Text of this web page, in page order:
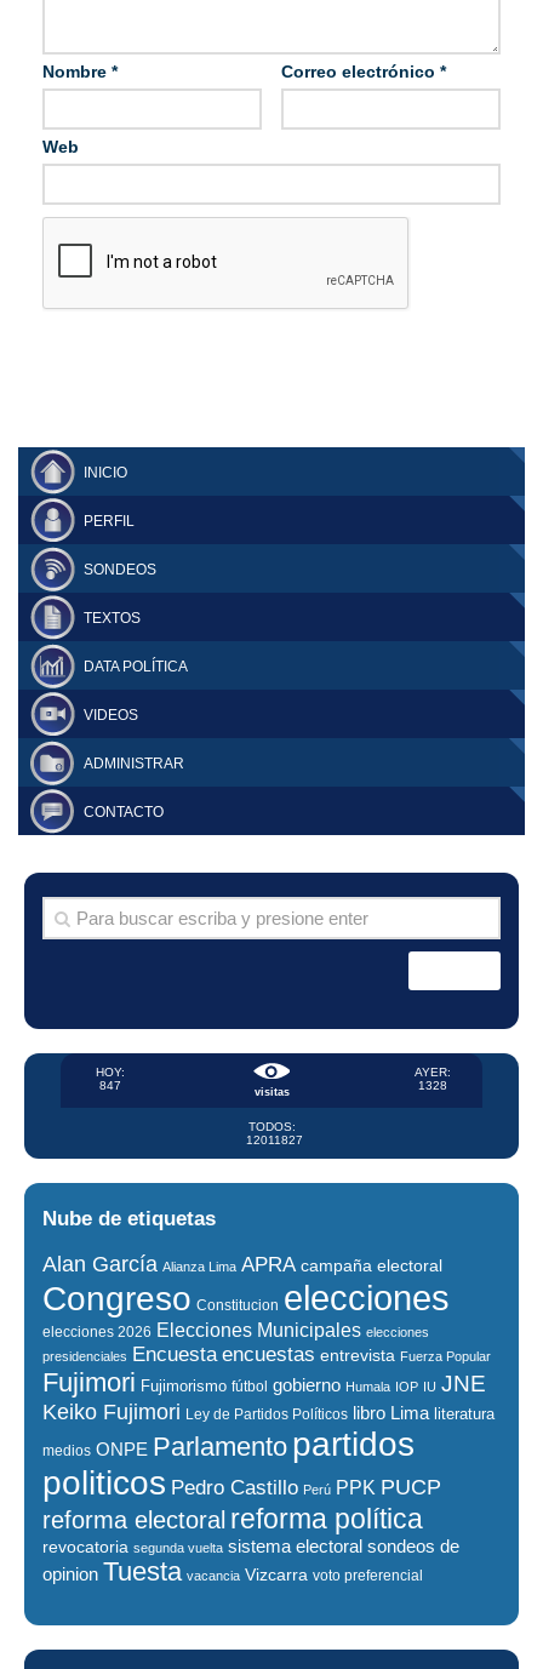
Nombre * Correo electrónico *
Web
INICIO
PERFIL
SONDEOS
TEXTOS
DATA POLÍTICA
VIDEOS
ADMINISTRAR
CONTACTO
visitas
HOY:
847
AYER:
1328
TODOS:
12011827
Nube de etiquetas
Alan García Alianza Lima APRA campaña electoral
Congreso Constitucion elecciones
elecciones 2026 Elecciones Municipales elecciones
presidenciales Encuesta encuestas entrevista Fuerza Popular
Fujimori Fujimorismo fútbol gobierno Humala IOP IU JNE
Keiko Fujimori Ley de Partidos Políticos libro Lima literatura
medios ONPE Parlamento partidos
politicos Pedro Castillo Perú PPK PUCP
reforma electoral reforma política
revocatoria segunda vuelta sistema electoral sondeos de
opinion Tuesta vacancia Vizcarra voto preferencial